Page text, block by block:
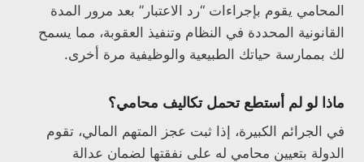
المحامي يقوم بإجراءات “رد الاعتبار” بعد مرور المدة
القانونية المحددة في النظام وتنفيذ العقوبة، مما يسمح
لك بممارسة حياتك الطبيعية والوظيفية مرة أخرى.
ماذا لو لم أستطع تحمل تكاليف محامي؟
في الجرائم الكبيرة، إذا ثبت عجز المتهم المالي، تقوم
الدولة بتعيين محامي له على نفقتها لضمان عدالة